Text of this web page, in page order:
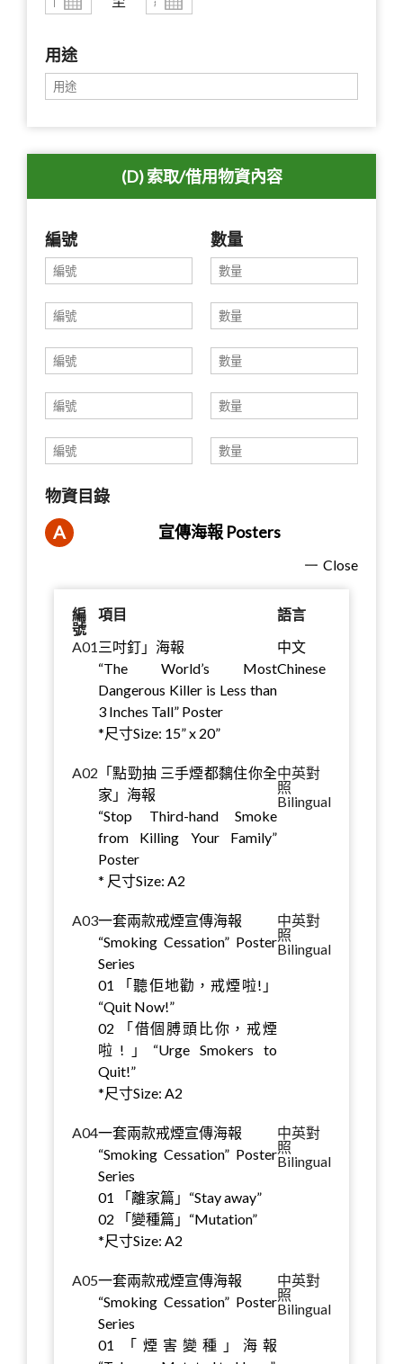
用途
(D) 索取/借用物資內容
編號 數量
物資目錄
A 宣傳海報 Posters
Close
編
號
項目
語言
A01 三吋釘」海報
“The World’s Most
Dangerous Killer is Less than
3 Inches Tall” Poster
*尺寸Size: 15” x 20”
中文
Chinese
A02 「點勁抽 三手煙都黐住你全
家」海報
“Stop Third-hand Smoke
from Killing Your Family”
Poster
* 尺寸Size: A2
中英對
照
Bilingual
A03一套兩款戒煙宣傳海報
“Smoking Cessation” Poster
Series
01 「聽佢地勸，戒煙啦!」
“Quit Now!”
02 「借個膊頭比你，戒煙
啦!」“Urge Smokers to
Quit!”
*尺寸Size: A2
中英對
照
Bilingual
A04一套兩款戒煙宣傳海報
“Smoking Cessation” Poster
Series
01 「離家篇」“Stay away”
02 「變種篇」“Mutation”
*尺寸Size: A2
中英對
照
Bilingual
A05一套兩款戒煙宣傳海報
“Smoking Cessation” Poster
Series
01 「煙害變種」海報
中英對
照
Bilingual